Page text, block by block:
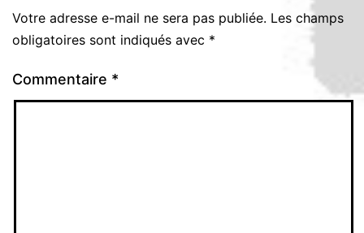
Votre adresse e-mail ne sera pas publiée. Les champs
obligatoires sont indiqués avec *
Commentaire *